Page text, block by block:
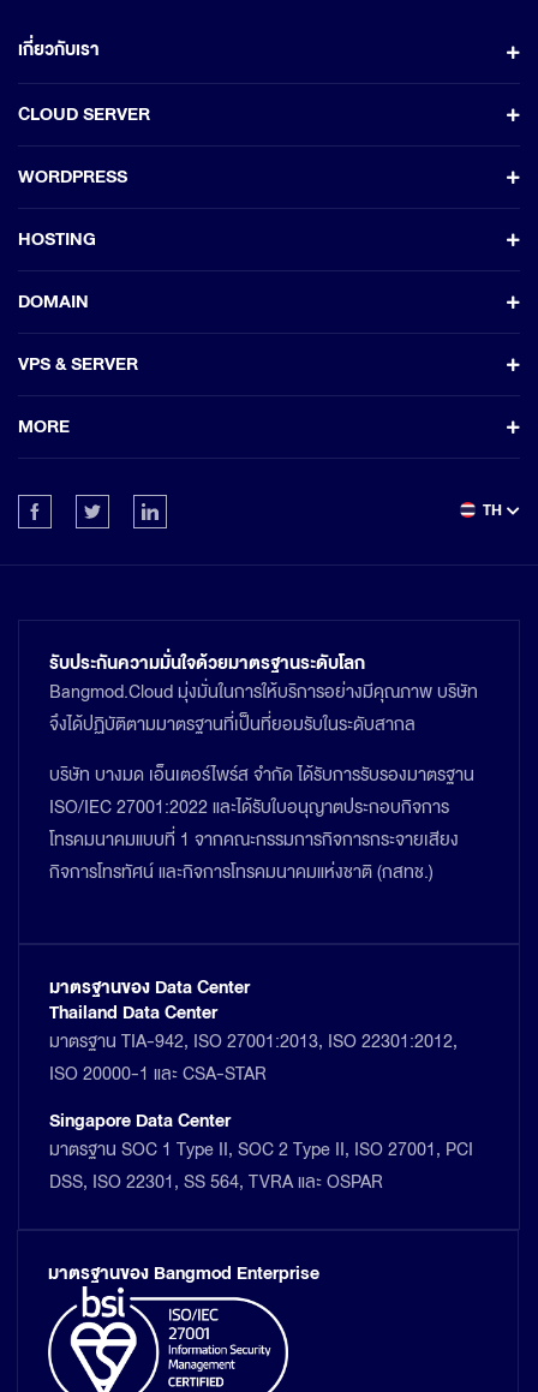
เกี่ยวกับเรา
CLOUD SERVER
WORDPRESS
HOSTING
DOMAIN
VPS & SERVER
MORE
TH
รับประกันความมั่นใจด้วยมาตรฐานระดับโลก
Bangmod.Cloud มุ่งมั่นในการให้บริการอย่างมีคุณภาพ บริษัท
จึงได้ปฏิบัติตามมาตรฐานที่เป็นที่ยอมรับในระดับสากล
บริษัท บางมด เอ็นเตอร์ไพร์ส จำกัด ได้รับการรับรองมาตรฐาน
ISO/IEC 27001:2022 และได้รับใบอนุญาตประกอบกิจการ
โทรคมนาคมแบบที่ 1 จากคณะกรรมการกิจการกระจายเสียง
กิจการโทรทัศน์ และกิจการโทรคมนาคมแห่งชาติ (กสทช.)
มาตรฐานของ Data Center
Thailand Data Center
มาตรฐาน TIA-942, ISO 27001:2013, ISO 22301:2012,
ISO 20000-1 และ CSA-STAR
Singapore Data Center
มาตรฐาน SOC 1 Type II, SOC 2 Type II, ISO 27001, PCI
DSS, ISO 22301, SS 564, TVRA และ OSPAR
มาตรฐานของ Bangmod Enterprise